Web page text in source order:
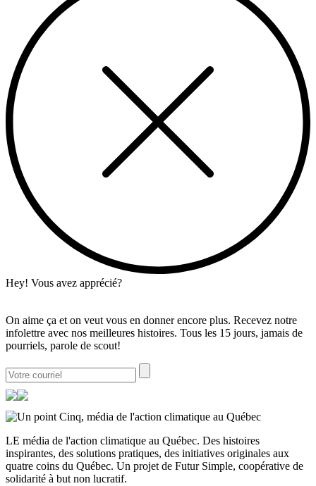
Hey! Vous avez apprécié?
On aime ça et on veut vous en donner encore plus. Recevez notre
infolettre avec nos meilleures histoires. Tous les 15 jours, jamais de
pourriels, parole de scout!
LE média de l'action climatique au Québec. Des histoires
inspirantes, des solutions pratiques, des initiatives originales aux
quatre coins du Québec. Un projet de Futur Simple, coopérative de
solidarité à but non lucratif.